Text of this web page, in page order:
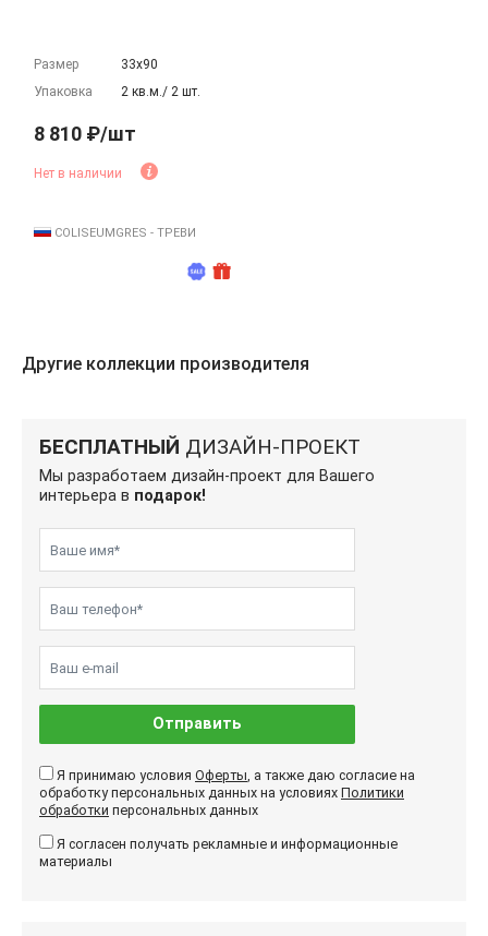
Размер
33х90
Упаковка
2 кв.м./ 2 шт.
8 810 ₽/шт
Нет в наличии
COLISEUMGRES - ТРЕВИ
Другие коллекции производителя
БЕСПЛАТНЫЙ ДИЗАЙН-ПРОЕКТ
Мы разработаем дизайн-проект для Вашего
интерьера в подарок!
Отправить
Я принимаю условия Оферты, а также даю согласие на
обработку персональных данных на условиях Политики
обработки персональных данных
Я согласен получать рекламные и информационные
материалы